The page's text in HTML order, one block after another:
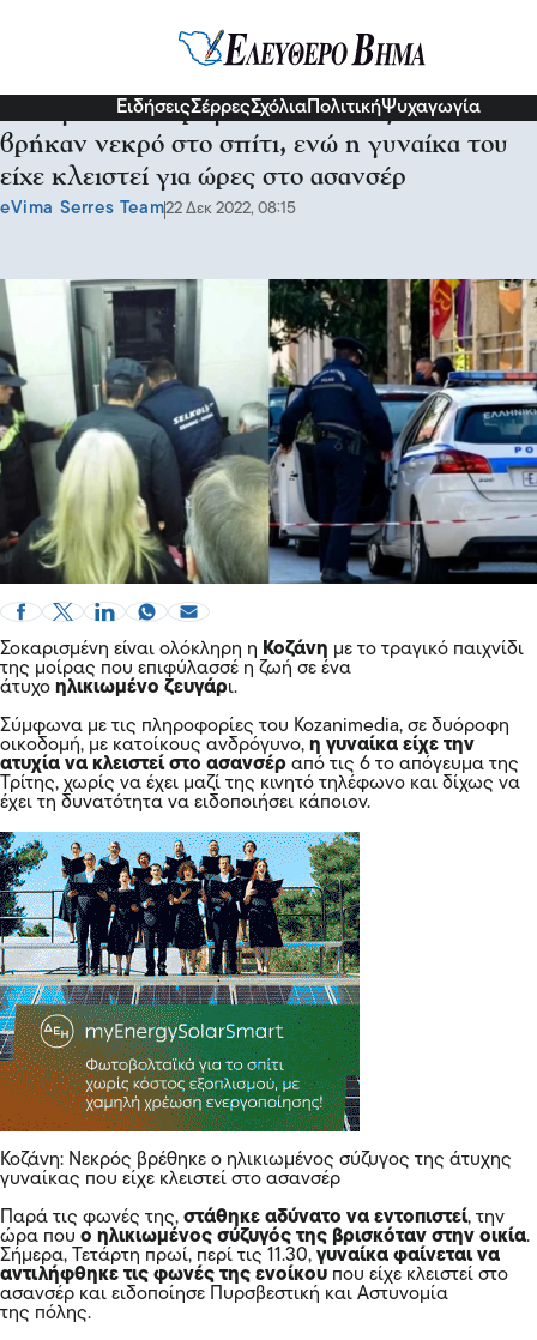
ΕιδήσειςΣέρρεςΣχόλια ΠολιτικήΨυχαγωγία
Οικογενειακή τραγωδία στην Κοζάνη: Τον
βρήκαν νεκρό στο σπίτι, ενώ η γυναίκα του
είχε κλειστεί για ώρες στο ασανσέρ
eVima Serres Team22 Δεκ 2022, 08:15
Σοκαρισμένη είναι ολόκληρη η Κοζάνη με το τραγικό παιχνίδι
της μοίρας που επιφύλασσέ η ζωή σε ένα
άτυχο ηλικιωμένο ζευγάρι.
Σύμφωνα με τις πληροφορίες του Kozanimedia, σε δυόροφη
οικοδομή, με κατοίκους ανδρόγυνο, η γυναίκα είχε την
ατυχία να κλειστεί στο ασανσέρ από τις 6 το απόγευμα της
Τρίτης, χωρίς να έχει μαζί της κινητό τηλέφωνο και δίχως να
έχει τη δυνατότητα να ειδοποιήσει κάποιον.
Κοζάνη: Νεκρός βρέθηκε ο ηλικιωμένος σύζυγος της άτυχης
γυναίκας που είχε κλειστεί στο ασανσέρ
Παρά τις φωνές της, στάθηκε αδύνατο να εντοπιστεί, την
ώρα που ο ηλικιωμένος σύζυγός της βρισκόταν στην οικία.
Σήμερα, Τετάρτη πρωί, περί τις 11.30, γυναίκα φαίνεται να
αντιλήφθηκε τις φωνές της ενοίκου που είχε κλειστεί στο
ασανσέρ και ειδοποίησε Πυρσβεστική και Αστυνομία
της πόλης.